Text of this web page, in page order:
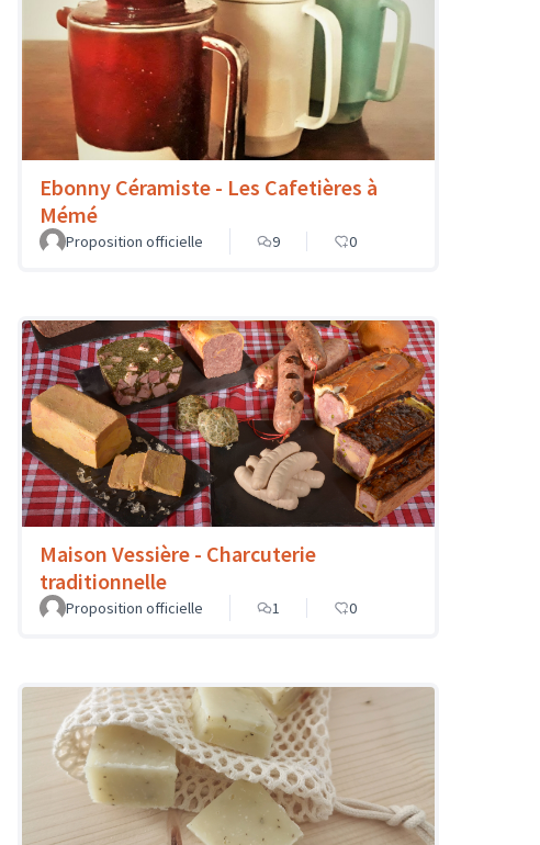
Ebonny Céramiste - Les Cafetières à
Mémé
Proposition officielle 9 0
Maison Vessière - Charcuterie
traditionnelle
Proposition officielle 1 0